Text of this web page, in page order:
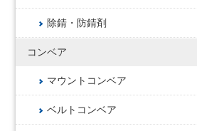
除錆・防錆剤
コンベア
マウントコンベア
ベルトコンベア